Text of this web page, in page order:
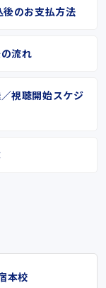
後のお支払方法
流れ
視聴開始スケジ
本校